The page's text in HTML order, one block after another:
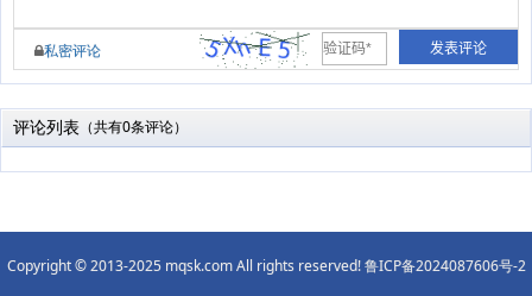
私密评论
评论列表 （共有0条评论）
Copyright © 2013-2025 mqsk.com All rights reserved!鲁ICP备2024087606号-2